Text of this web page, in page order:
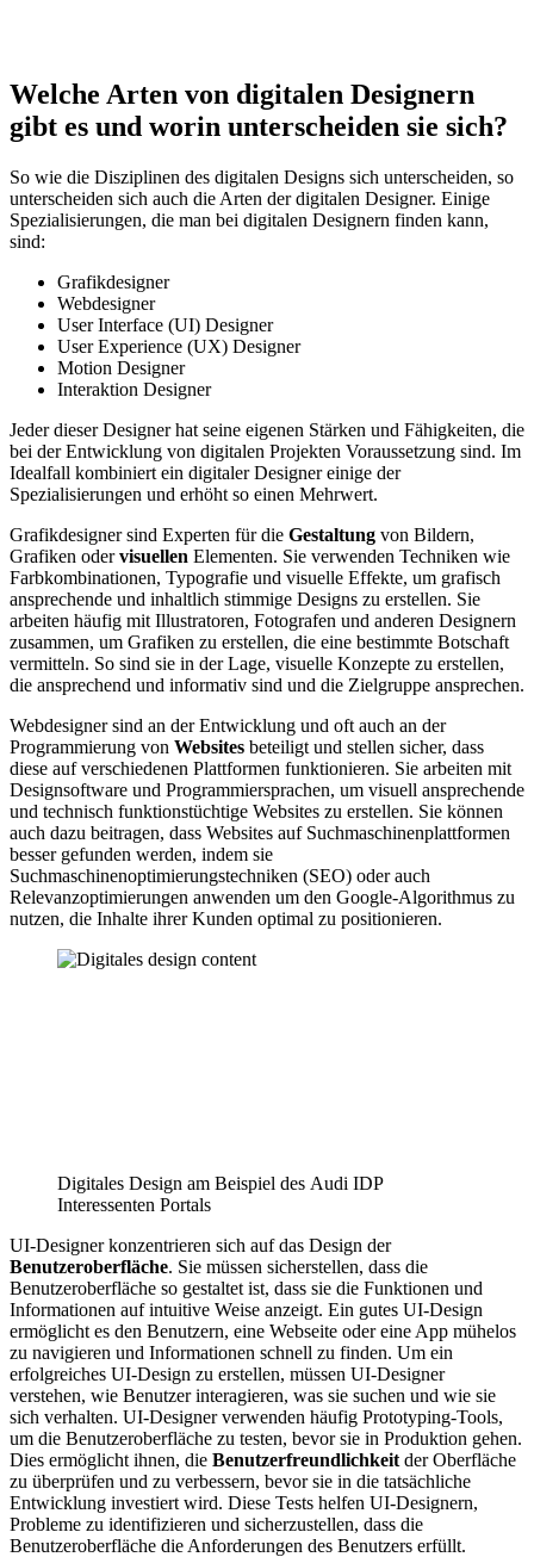
Welche Arten von digitalen Designern
gibt es und worin unterscheiden sie sich?
So wie die Disziplinen des digitalen Designs sich unterscheiden, so
unterscheiden sich auch die Arten der digitalen Designer. Einige
Spezialisierungen, die man bei digitalen Designern finden kann,
sind:
Grafikdesigner
Webdesigner
User Interface (UI) Designer
User Experience (UX) Designer
Motion Designer
Interaktion Designer
Jeder dieser Designer hat seine eigenen Stärken und Fähigkeiten, die
bei der Entwicklung von digitalen Projekten Voraussetzung sind. Im
Idealfall kombiniert ein digitaler Designer einige der
Spezialisierungen und erhöht so einen Mehrwert.
Grafikdesigner sind Experten für die Gestaltung von Bildern,
Grafiken odervisuellen Elementen. Sie verwenden Techniken wie
Farbkombinationen, Typografie und visuelle Effekte, um grafisch
ansprechende und inhaltlich stimmige Designs zu erstellen. Sie
arbeiten häufig mit Illustratoren, Fotografen und anderen Designern
zusammen, um Grafiken zu erstellen, die eine bestimmte Botschaft
vermitteln. So sind sie in der Lage, visuelle Konzepte zu erstellen,
die ansprechend und informativ sind und die Zielgruppe ansprechen.
Webdesigner sind an der Entwicklung und oft auch an der
Programmierung von Websites beteiligt und stellen sicher, dass
diese auf verschiedenen Plattformen funktionieren. Sie arbeiten mit
Designsoftware und Programmiersprachen, um visuell ansprechende
und technisch funktionstüchtige Websites zu erstellen. Sie können
auch dazu beitragen, dass Websites auf Suchmaschinenplattformen
besser gefunden werden, indem sie
Suchmaschinenoptimierungstechniken (SEO) oder auch
Relevanzoptimierungen anwenden um den Google-Algorithmus zu
nutzen, die Inhalte ihrer Kunden optimal zu positionieren.
Digitales Design am Beispiel des Audi IDP
Interessenten Portals
UI-Designer konzentrieren sich auf das Design der
Benutzeroberfläche. Sie müssen sicherstellen, dass die
Benutzeroberfläche so gestaltet ist, dass sie die Funktionen und
Informationen auf intuitive Weise anzeigt. Ein gutes UI-Design
ermöglicht es den Benutzern, eine Webseite oder eine App mühelos
zu navigieren und Informationen schnell zu finden. Um ein
erfolgreiches UI-Design zu erstellen, müssen UI-Designer
verstehen, wie Benutzer interagieren, was sie suchen und wie sie
sich verhalten. UI-Designer verwenden häufig Prototyping-Tools,
um die Benutzeroberfläche zu testen, bevor sie in Produktion gehen.
Dies ermöglicht ihnen, die Benutzerfreundlichkeit der Oberfläche
zu überprüfen und zu verbessern, bevor sie in die tatsächliche
Entwicklung investiert wird. Diese Tests helfen UI-Designern,
Probleme zu identifizieren und sicherzustellen, dass die
Benutzeroberfläche die Anforderungen des Benutzers erfüllt.